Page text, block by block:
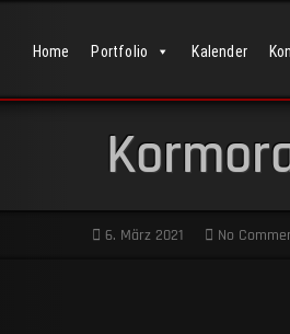
Home Portfolio Kalender
6. März 2021 No